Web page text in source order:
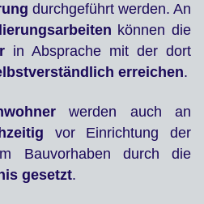
durchgeführt werden. An
können die
in Absprache mit der dort
erreichen.
werden auch an
vor Einrichtung der
Bauvorhaben durch die
gesetzt.